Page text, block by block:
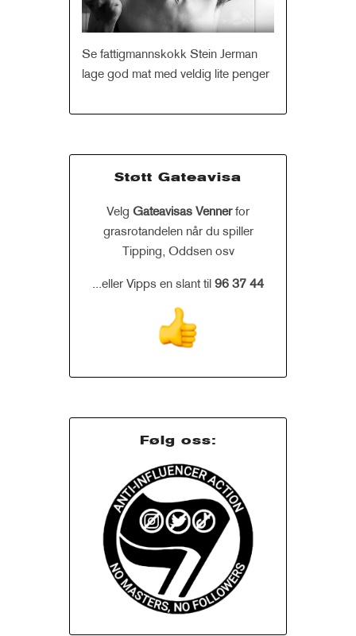
Se fattigmannskokk Stein Jerman
lage god mat med veldig lite penger
Støtt Gateavisa
Velg Gateavisas Vennerfor
grasrotandelen når du spiller
Tipping, Oddsen osv
...eller Vipps en slant til 96 37 44
Følg oss: